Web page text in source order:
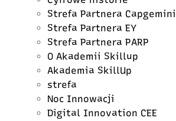
Strefa Partnera Capgemini
Strefa Partnera EY
Strefa Partnera PARP
O Akademii Skillup
Akademia SkillUp
strefa
Noc Innowacji
Digital Innovation CEE